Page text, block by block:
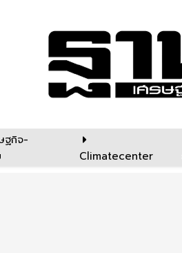
ฐกิจ-
Climatecenter